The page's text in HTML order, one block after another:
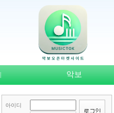
| 악보
아이디